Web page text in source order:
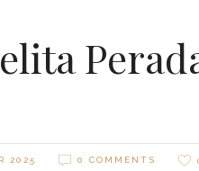
2025 0 COMMENTS